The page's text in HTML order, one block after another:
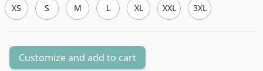
XS S M L XL XXL 3XL
Customize and add to cart